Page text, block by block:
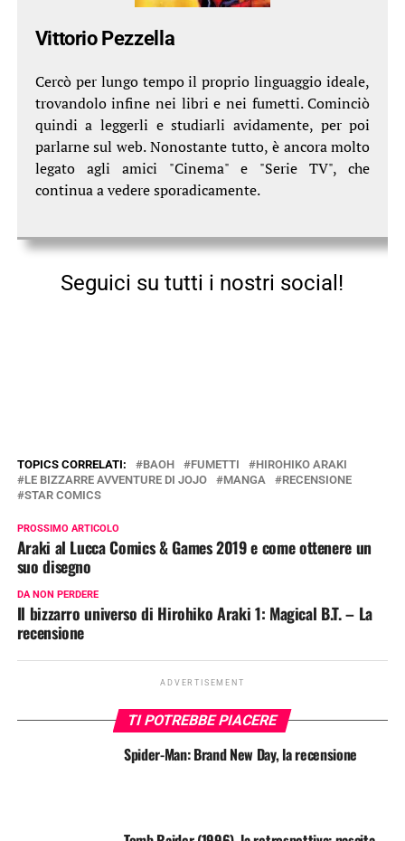
Vittorio Pezzella
Cercò per lungo tempo il proprio linguaggio ideale,
trovandolo infine nei libri e nei fumetti. Cominciò
quindi a leggerli e studiarli avidamente, per poi
parlarne sul web. Nonostante tutto, è ancora molto
legato agli amici "Cinema" e "Serie TV", che
continua a vedere sporadicamente.
Seguici su tutti i nostri social!
TOPICS CORRELATI: BAOH FUMETTI
HIROHIKO ARAKI
LE BIZZARRE AVVENTURE DI JOJO
MANGA
RECENSIONE
STAR COMICS
PROSSIMO ARTICOLO
Araki al Lucca Comics & Games 2019 e come ottenere un
suo disegno
DA NON PERDERE
Il bizzarro universo di Hirohiko Araki 1: Magical B.T. – La
recensione
ADVERTISEMENT
TI POTREBBE PIACERE
Spider-Man: Brand New Day, la recensione